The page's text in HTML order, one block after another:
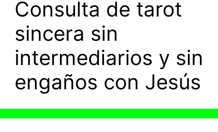
Consulta de tarot
sincera sin
intermediarios y sin
engaños con Jesús